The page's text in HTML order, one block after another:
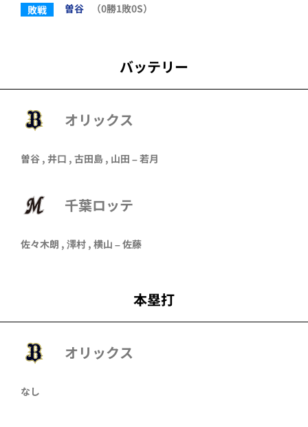
敗戦
曽谷 （0勝1敗0S）
バッテリー
オリックス
曽谷 , 井口 , 古田島 , 山田 –若月
千葉ロッテ
佐々木朗 , 澤村 , 横山 –佐藤
本塁打
オリックス
なし